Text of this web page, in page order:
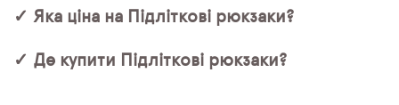
✓ Яка ціна на Підліткові рюкзаки?
✓ Де купити Підліткові рюкзаки?